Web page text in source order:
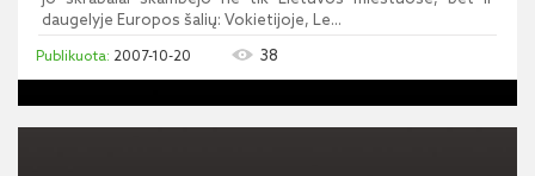
daugelyje Europos šalių: Vokietijoje, Le...
2007-10-20 38